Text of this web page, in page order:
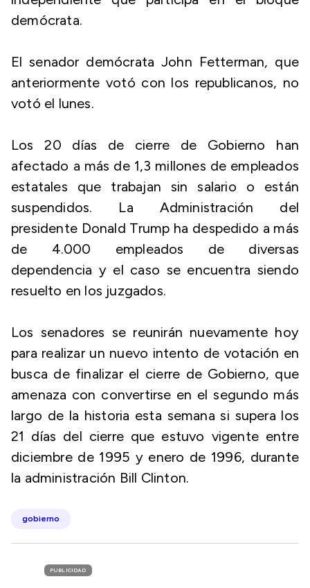
demócrata.
El senador demócrata John Fetterman, que
anteriormente votó con los republicanos, no
votó el lunes.
Los 20 días de cierre de Gobierno han
afectado a más de 1,3 millones de empleados
estatales que trabajan sin salario o están
suspendidos. La Administración del
presidente Donald Trump ha despedido a más
de 4.000 empleados de diversas
dependencia y el caso se encuentra siendo
resuelto en los juzgados.
Los senadores se reunirán nuevamente hoy
para realizar un nuevo intento de votación en
busca de finalizar el cierre de Gobierno, que
amenaza con convertirse en el segundo más
largo de la historia esta semana si supera los
21 días del cierre que estuvo vigente entre
diciembre de 1995 y enero de 1996, durante
la administración Bill Clinton.
gobierno
PUBLICIDAD